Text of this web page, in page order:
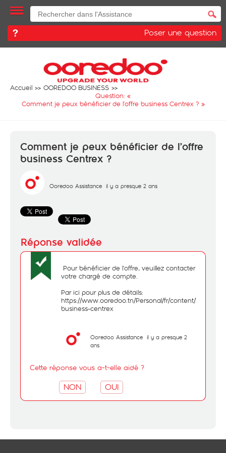
Poser une question
Accueil
OOREDOO BUSINESS
Question: «
Comment je peux bénéficier de l’offre business Centrex ? »
Comment je peux bénéficier de l’offre
business Centrex ?
Ooredoo Assistance il y a presque 2 ans
Pour bénéficier de l’offre, veuillez contacter
votre chargé de compte.
Par ici pour plus de détails:
https://www.ooredoo.tn/Personal/fr/content/21-
business-centrex
Ooredoo Assistance il y a presque 2
ans
Cette réponse vous a-t-elle aidé ?
NON OUI